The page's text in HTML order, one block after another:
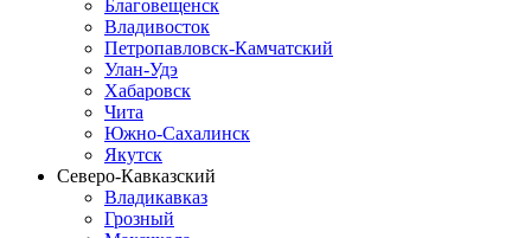
Благовещенск
Владивосток
Петропавловск-Камчатский
Улан-Удэ
Хабаровск
Чита
Южно-Сахалинск
Якутск
Северо-Кавказский
Владикавказ
Грозный